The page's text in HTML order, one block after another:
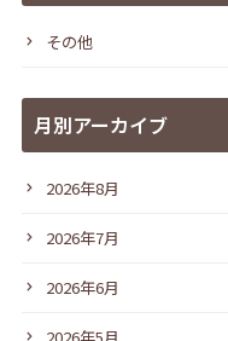
その他
月別アーカイブ
2026年8月
2026年7月
2026年6月